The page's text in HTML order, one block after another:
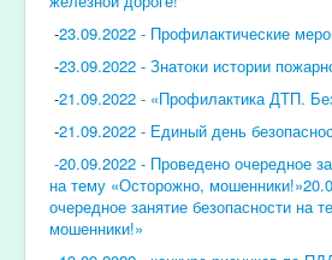
-23.09.2022 - Профилактические
-23.09.2022 - Знатоки истории
-21.09.2022 - «Профилактика ДТП.
-21.09.2022 - Единый день
-20.09.2022 - Проведено очередное
на тему «Осторожно,
очередное занятие безопасности на
мошенники!»